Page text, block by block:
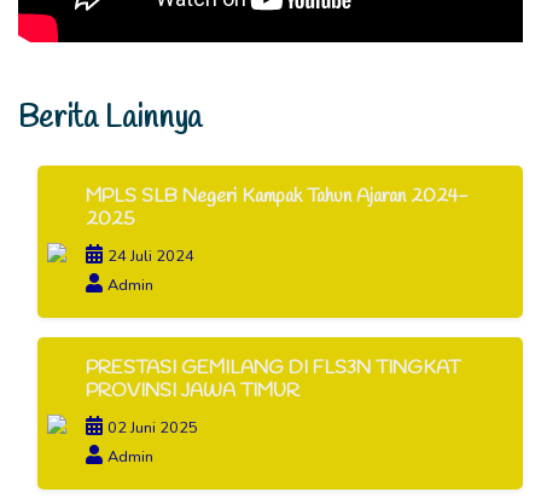
Berita Lainnya
MPLS SLB Negeri Kampak Tahun Ajaran 2024-
2025
24 Juli 2024
Admin
PRESTASI GEMILANG DI FLS3N TINGKAT
PROVINSI JAWA TIMUR
02 Juni 2025
Admin